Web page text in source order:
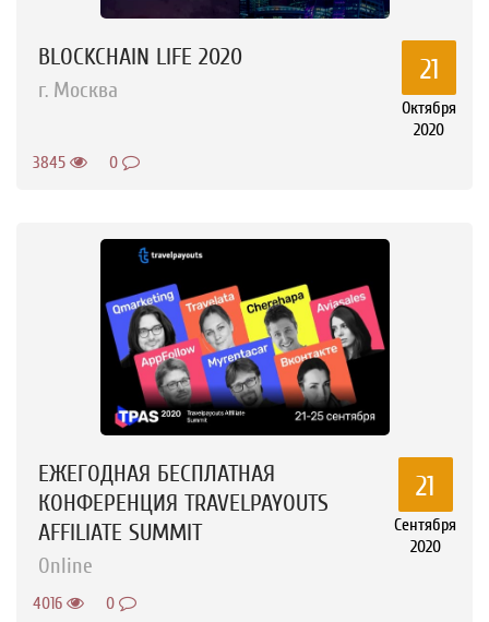
BLOCKCHAIN LIFE 2020
г. Москва
21
Октября
2020
3845
0
ЕЖЕГОДНАЯ БЕСПЛАТНАЯ
КОНФЕРЕНЦИЯ TRAVELPAYOUTS
AFFILIATE SUMMIT
Online
21
Сентября
2020
4016 0